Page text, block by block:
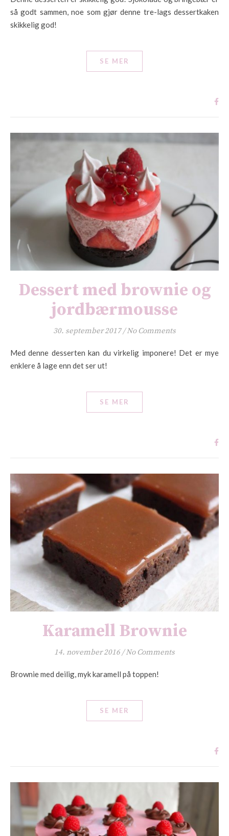
så godt sammen, noe som gjør denne tre-lags dessertkaken
skikkelig god!
SE MER
Dessert med brownie og
jordbærmousse
30. september 2017/ No Comments
Med denne desserten kan du virkelig imponere! Det er mye
enklere å lage enn det ser ut!
SE MER
Karamell Brownie
14. november 2016/ No Comments
Brownie med deilig, myk karamell på toppen!
SE MER